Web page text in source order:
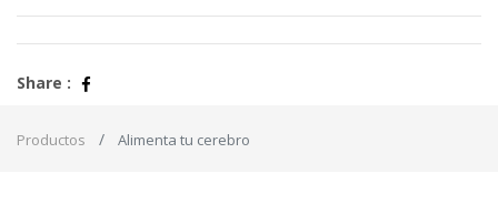
Share :
Productos Alimenta tu cerebro